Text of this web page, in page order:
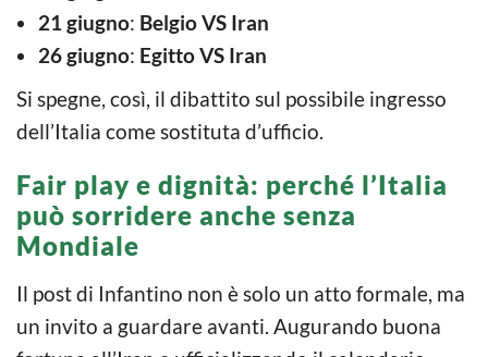
21 giugno: Belgio VS Iran
26 giugno: Egitto VS Iran
Si spegne, così, il dibattito sul possibile ingresso
dell’Italia come sostituta d’ufficio.
Fair play e dignità: perché l’Italia
può sorridere anche senza
Mondiale
Il post di Infantino non è solo un atto formale, ma
un invito a guardare avanti. Augurando buona